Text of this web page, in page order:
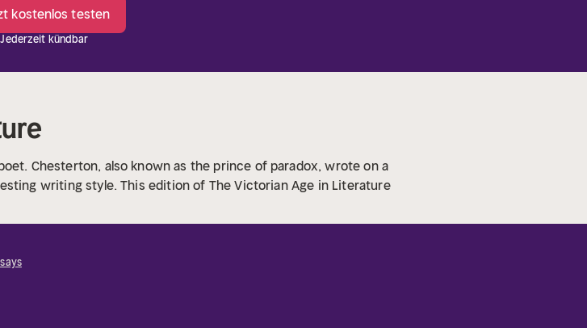
kostenlos testen
Jederzeit kündbar
Chesterton, also known as the prince of paradox, wrote on a
writing style. This edition of The Victorian Age in Literature